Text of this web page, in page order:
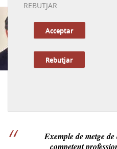
REBUTJAR
Acceptar
Rebutjar
Exemple de metge
competent